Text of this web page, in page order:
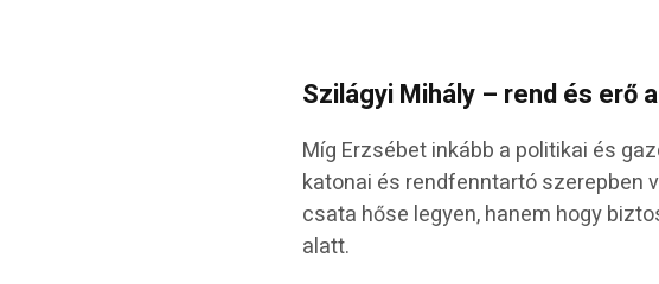
Szilágyi Mihály – rend és erő
Míg Erzsébet inkább a politikai és
katonai és rendfenntartó szerepben
csata hőse legyen, hanem hogy
alatt.